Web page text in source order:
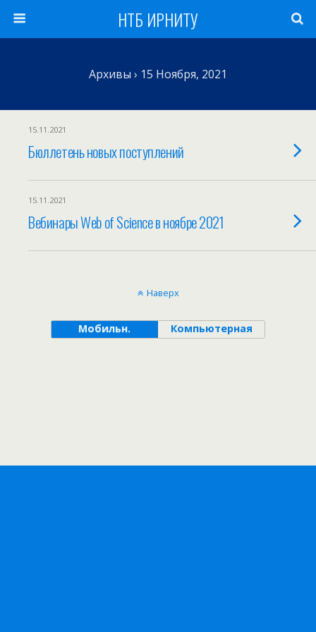
НТБ ИРНИТУ
Архивы › 15 Ноября, 2021
15.11.2021
Бюллетень новых поступлений
15.11.2021
Вебинары Web of Science в ноябре 2021
Наверх
Мобильн. Компьютерная